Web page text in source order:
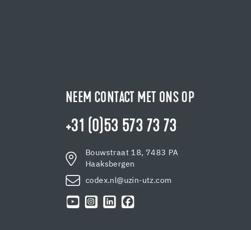
NEEM CONTACT MET ONS OP
+31 (0)53 573 73 73
Bouwstraat 18, 7483 PA
Haaksbergen
codex.nl@uzin-utz.com